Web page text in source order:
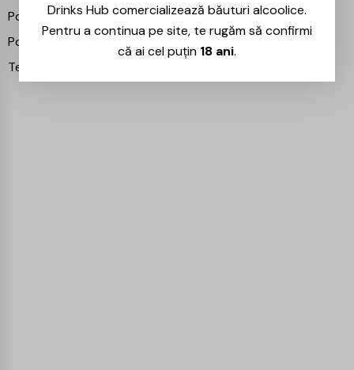
Politica de retur
Politica de cookie
Termeni și condiții
Drinks Hub comercializează băuturi alcoolice.
Pentru a continua pe site, te rugăm să confirmi
că ai cel puțin 18 ani.